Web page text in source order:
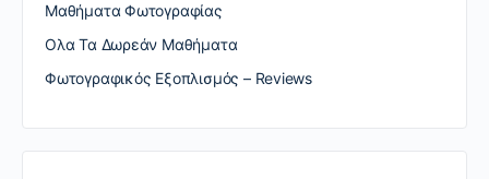
Μαθήματα Φωτογραφίας
Ολα Τα Δωρεάν Μαθήματα
Φωτογραφικός Εξοπλισμός – Reviews